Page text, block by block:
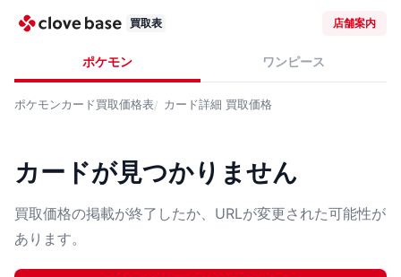
買取表 店舗案内
ポケモン ワンピース
ポケモンカード買取価格表 カード詳細 買取価格
カードが見つかりません
買取価格の掲載が終了したか、URLが変更された可能性が
あります。